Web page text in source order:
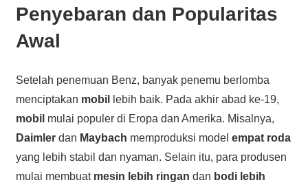
Penyebaran dan Popularitas
Awal
Setelah penemuan Benz, banyak penemu berlomba
menciptakan mobil
lebih baik. Pada akhir abad ke-19,
mobil mulai populer di Eropa dan Amerika. Misalnya,
Daimlerdan Maybach memproduksi model empat roda
yang lebih stabil dan nyaman. Selain itu, para produsen
mulai membuat mesin lebih ringan dan bodi lebih